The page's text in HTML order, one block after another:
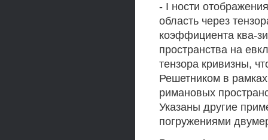
- I ности
область через
коэффициента ква-
пространства на
тензора кривизны,
Решетником в
римановых
Указаны другие
погружениями